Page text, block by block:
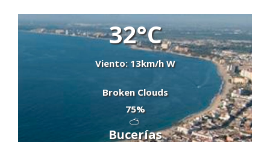
32°C
Viento: 13km/h W
Broken Clouds
75%
Bucerías